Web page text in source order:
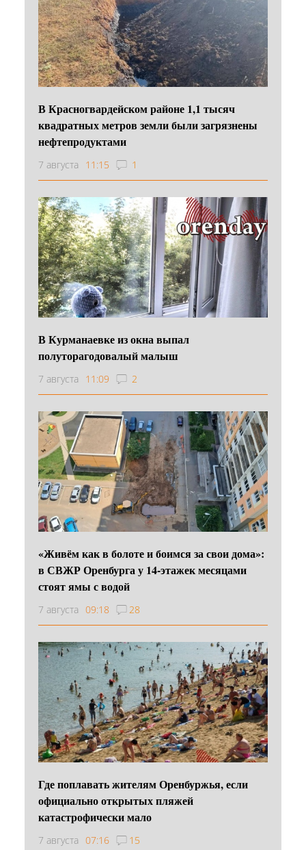
В Красногвардейском районе 1,1 тысяч
квадратных метров земли были загрязнены
нефтепродуктами
7 августа 11:15 1
В Курманаевке из окна выпал
полуторагодовалый малыш
7 августа 11:09 2
«Живём как в болоте и боимся за свои дома»:
в СВЖР Оренбурга у 14-этажек месяцами
стоят ямы с водой
7 августа 09:18 28
Где поплавать жителям Оренбуржья, если
официально открытых пляжей
катастрофически мало
7 августа 07:16 15